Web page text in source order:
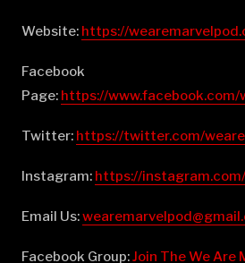
Website: ⁠⁠⁠⁠⁠⁠⁠⁠⁠⁠⁠⁠⁠⁠⁠⁠⁠⁠⁠⁠⁠⁠⁠⁠⁠⁠⁠⁠⁠⁠⁠⁠⁠⁠⁠⁠⁠⁠⁠⁠⁠⁠⁠⁠⁠⁠⁠https://
Facebook
Page: ⁠⁠⁠⁠⁠⁠⁠⁠⁠⁠⁠⁠⁠⁠⁠⁠⁠⁠⁠⁠⁠⁠⁠⁠⁠⁠⁠⁠⁠⁠⁠⁠⁠⁠⁠⁠⁠⁠⁠⁠⁠⁠⁠⁠⁠⁠⁠https://www.facebook.com/
Twitter: ⁠⁠⁠⁠⁠⁠⁠⁠⁠⁠⁠⁠⁠⁠⁠⁠⁠⁠⁠⁠⁠⁠⁠⁠⁠⁠⁠⁠⁠⁠⁠⁠⁠⁠⁠⁠⁠⁠⁠⁠⁠⁠⁠⁠⁠⁠⁠https://twitter.com/
Instagram: ⁠⁠⁠⁠⁠⁠⁠⁠⁠⁠⁠⁠⁠⁠⁠⁠⁠⁠⁠⁠⁠⁠⁠⁠⁠⁠⁠⁠⁠⁠⁠⁠⁠⁠⁠⁠⁠⁠⁠⁠⁠⁠⁠⁠⁠⁠⁠https://
Email Us:
Facebook Group:⁠⁠⁠⁠⁠⁠⁠⁠⁠⁠⁠⁠⁠⁠⁠⁠⁠⁠⁠⁠⁠⁠⁠⁠⁠⁠⁠⁠⁠⁠⁠⁠⁠⁠⁠⁠⁠⁠⁠⁠⁠⁠⁠⁠⁠⁠⁠Join The We Are